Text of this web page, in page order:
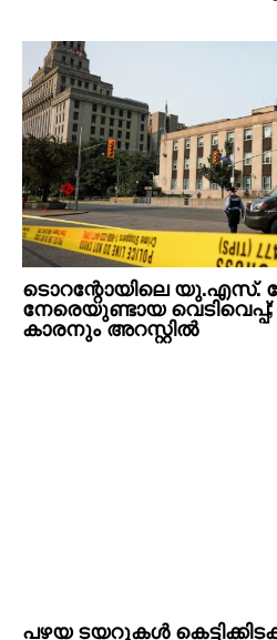
ടൊറന്റോയിലെ യു.എസ്.
നേരെയുണ്ടായ വെടിവെപ്പ്;
കാരനും അറസ്റ്റിൽ
പഴയ ടയറുകള്‍